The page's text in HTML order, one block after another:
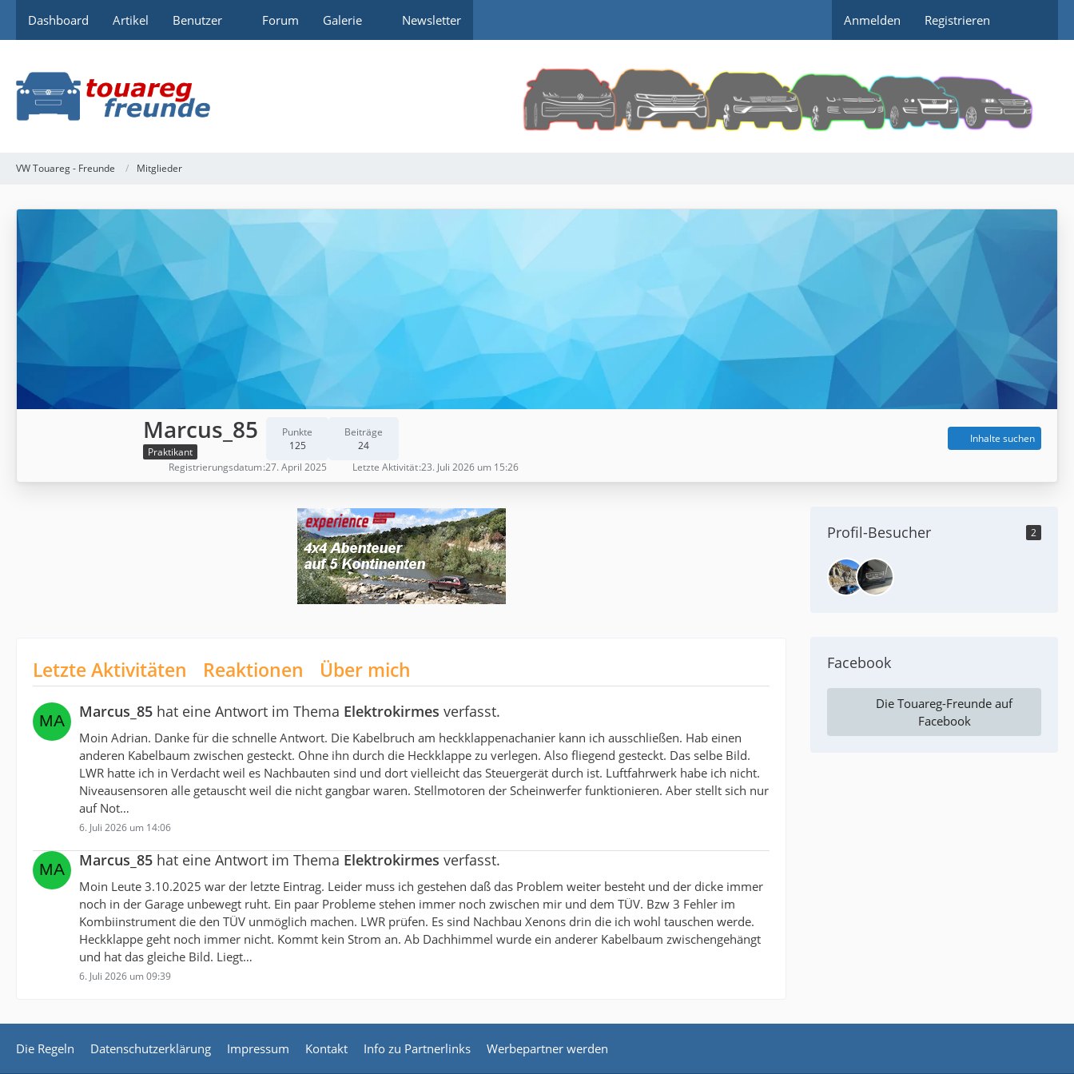
Dashboard Artikel Benutzer Forum Galerie Newsletter Anmelden Registrieren
VW Touareg - Freunde Mitglieder
Marcus_85
Praktikant
Punkte
125
Beiträge
24
Inhalte suchen
Registrierungsdatum 27. April 2025 Letzte Aktivität 23. Juli 2026 um 15:26
Letzte Aktivitäten Reaktionen Über mich
Marcus_85 hat eine Antwort im Thema Elektrokirmes verfasst.
Moin Adrian. Danke für die schnelle Antwort. Die Kabelbruch am heckklappenachanier kann ich ausschließen. Hab einen
anderen Kabelbaum zwischen gesteckt. Ohne ihn durch die Heckklappe zu verlegen. Also fliegend gesteckt. Das selbe Bild.
LWR hatte ich in Verdacht weil es Nachbauten sind und dort vielleicht das Steuergerät durch ist. Luftfahrwerk habe ich nicht.
Niveausensoren alle getauscht weil die nicht gangbar waren. Stellmotoren der Scheinwerfer funktionieren. Aber stellt sich nur
auf Not…
6. Juli 2026 um 14:06
Marcus_85 hat eine Antwort im Thema Elektrokirmes verfasst.
Moin Leute 3.10.2025 war der letzte Eintrag. Leider muss ich gestehen daß das Problem weiter besteht und der dicke immer
noch in der Garage unbewegt ruht. Ein paar Probleme stehen immer noch zwischen mir und dem TÜV. Bzw 3 Fehler im
Kombiinstrument die den TÜV unmöglich machen. LWR prüfen. Es sind Nachbau Xenons drin die ich wohl tauschen werde.
Heckklappe geht noch immer nicht. Kommt kein Strom an. Ab Dachhimmel wurde ein anderer Kabelbaum zwischengehängt
und hat das gleiche Bild. Liegt…
6. Juli 2026 um 09:39
Profil-Besucher 2
Facebook
Die Touareg-Freunde auf
Facebook
Die Regeln Datenschutzerklärung Impressum Kontakt Info zu Partnerlinks Werbepartner werden